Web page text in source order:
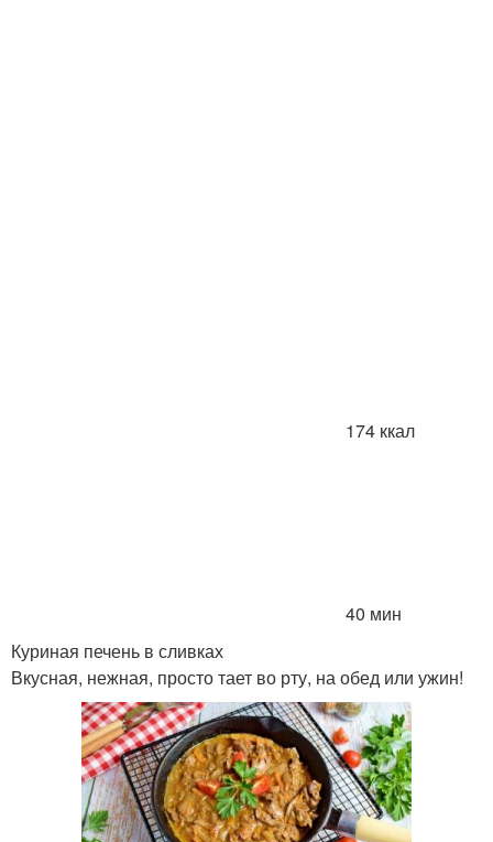
174 ккал
40 мин
Куриная печень в сливках
Вкусная, нежная, просто тает во рту, на обед или ужин!